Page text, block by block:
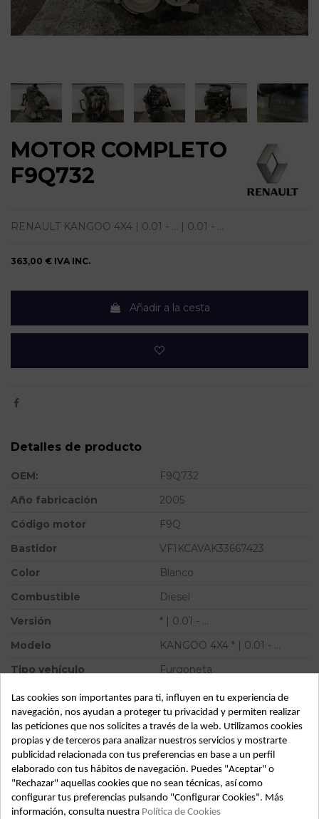
MOTOR COMPLETO
F9Q732
RENAULT KANGOO 4X4 | 0.01 - ... | 0.01 - ...
363,00 € IVA INC.
Añadir a la cesta
Detalles de producto
OEM:
F9Q732
Año fabricación
2005
Código motor
F9Q
Bastidor
VF1KCAVAK33667423
Color
Blanco
Combustible
Diesel
Versión
* | 0.01 - ...
Modelo
KANGOO 4X4 * | 0.01 - ...
Tipo vehículo
Furgoneta
Almacén
49349
SubAlmacén
353
SubSubAlmacén
100028769
ID: 808470
Fecha disponible:
2022-04-05
Las cookies son importantes para ti, influyen en tu experiencia de
navegación, nos ayudan a proteger tu privacidad y permiten realizar
las peticiones que nos solicites a través de la web. Utilizamos cookies
propias y de terceros para analizar nuestros servicios y mostrarte
publicidad relacionada con tus preferencias en base a un perfil
elaborado con tus hábitos de navegación. Puedes "Aceptar" o
"Rechazar" aquellas cookies que no sean técnicas, así como
configurar tus preferencias pulsando "Configurar Cookies". Más
información, consulta nuestra Política de Cookies